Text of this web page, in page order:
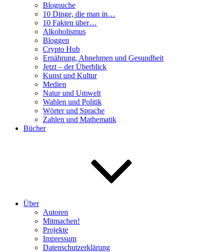
Blogsuche
10 Dinge, die man in…
10 Fakten über…
Alkoholismus
Bloggen
Crypto Hub
Ernährung, Abnehmen und Gesundheit
Jetzt – der Überblick
Kunst und Kultur
Medien
Natur und Umwelt
Wahlen und Politik
Wörter und Sprache
Zahlen und Mathematik
Bücher
Über
Autoren
Mitmachen!
Projekte
Impressum
Datenschutzerklärung